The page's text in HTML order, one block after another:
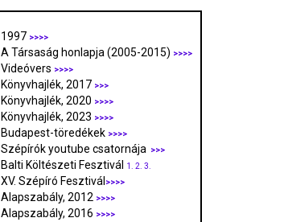
1997 >>>>
A Társaság honlapja (2005-2015) >>>>
Videóvers >>>>
Könyvhajlék, 2017 >>>
Könyvhajlék, 2020 >>>>
Könyvhajlék, 2023 >>>>
Budapest-töredékek >>>>
Szépírók youtube csatornája >>>
Balti Költészeti Fesztivál 1. 2. 3.
XV. Szépíró Fesztivál >>>>
Alapszabály, 2012 >>>>
Alapszabály, 2016 >>>>